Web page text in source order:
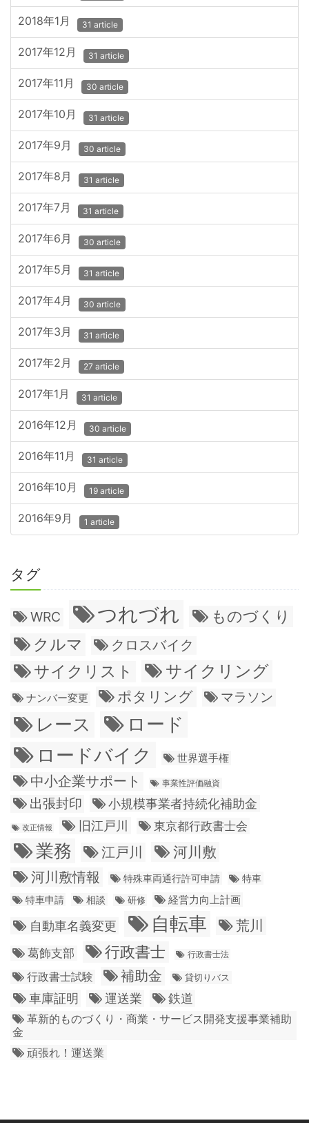
2018年1月 31 article
2017年12月 31 article
2017年11月 30 article
2017年10月 31 article
2017年9月 30 article
2017年8月 31 article
2017年7月 31 article
2017年6月 30 article
2017年5月 31 article
2017年4月 30 article
2017年3月 31 article
2017年2月 27 article
2017年1月 31 article
2016年12月 30 article
2016年11月 31 article
2016年10月 19 article
2016年9月 1 article
タグ
WRC つれづれ ものづくり
クルマ クロスバイク
サイクリスト サイクリング
ナンバー変更 ポタリング マラソン
レース
ロード
ロードバイク
世界選手権
中小企業サポート 事業性評価融資
出張封印 小規模事業者持続化補助金
改正情報 旧江戸川 東京都行政書士会
業務 江戸川
河川敷
河川敷情報
特殊車両通行許可申請
特車
特車申請
相談 研修 経営力向上計画
自動車名義変更 自転車 荒川
葛飾支部 行政書士 行政書士法
行政書士試験 補助金 貸切りバス
車庫証明 運送業 鉄道
革新的ものづくり・商業・サービス開発支援事業補助
金
頑張れ！運送業